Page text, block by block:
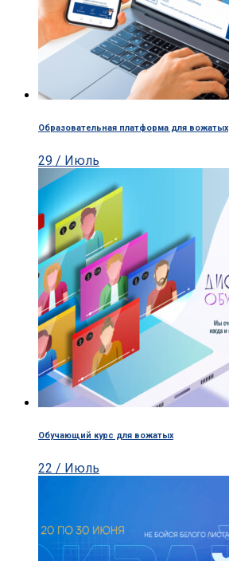
Образовательная платформа для вожатых
29 / Июль
Обучающий курс для вожатых
22 / Июль